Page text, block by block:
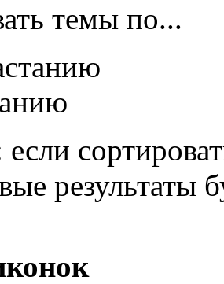
темы по...
результаты